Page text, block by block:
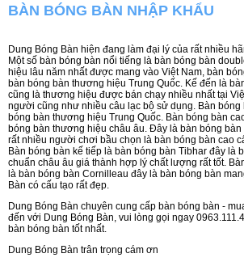
BÀN BÓNG BÀN NHẬP KHẨU
Dung Bóng Bàn hiện đang làm đại lý của rất nhiều
Một số bàn bóng bàn nổi tiếng là bàn bóng bàn
hiệu lâu năm nhất được mang vào Việt Nam, bàn
bàn bóng bàn thương hiệu Trung Quốc. Kế đến là
cũng là thương hiệu được bán chạy nhiều nhất tại
người cũng như nhiều câu lạc bộ sử dụng. Bàn bóng
bóng bàn thương hiệu Trung Quốc. Bàn bóng bàn
bóng bàn thương hiệu châu âu. Đây là bàn bóng
rất nhiều người chơi bầu chọn là bàn bóng bàn cao
Bàn bóng bàn kế tiếp là bàn bóng bàn Tibhar đây là
chuẩn châu âu giá thành hợp lý chất lượng rất tốt.
là bàn bóng bàn Cornilleau đây là bàn bóng bàn
Bàn có cấu tạo rất đẹp.
Dung Bóng Bàn chuyên cung cấp bàn bóng bàn -
đến với Dung Bóng Bàn, vui lòng gọi ngay
bàn bóng bàn tốt nhất.
Dung Bóng Bàn trân trọng cám ơn